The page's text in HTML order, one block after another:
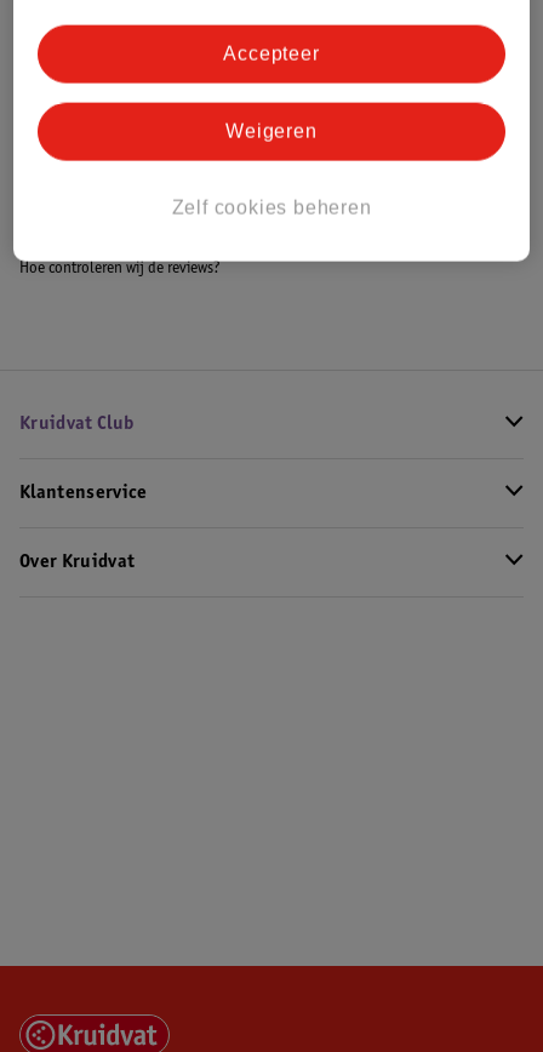
Bestel & Bezorginformatie
Bekijk ook
Alle Herenparfum
Hoe controleren wij de reviews?
Kruidvat Club
Klantenservice
Over Kruidvat
Zelf cookies beheren
Weigeren
Accepteer